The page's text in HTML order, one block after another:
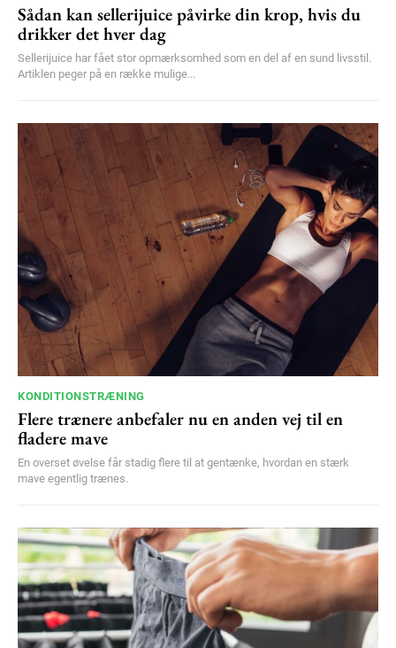
Sådan kan sellerijuice påvirke din krop, hvis du
drikker det hver dag
Sellerijuice har fået stor opmærksomhed som en del af en sund livsstil.
Artiklen peger på en række mulige...
KONDITIONSTRÆNING
Flere trænere anbefaler nu en anden vej til en
fladere mave
En overset øvelse får stadig flere til at gentænke, hvordan en stærk
mave egentlig trænes.